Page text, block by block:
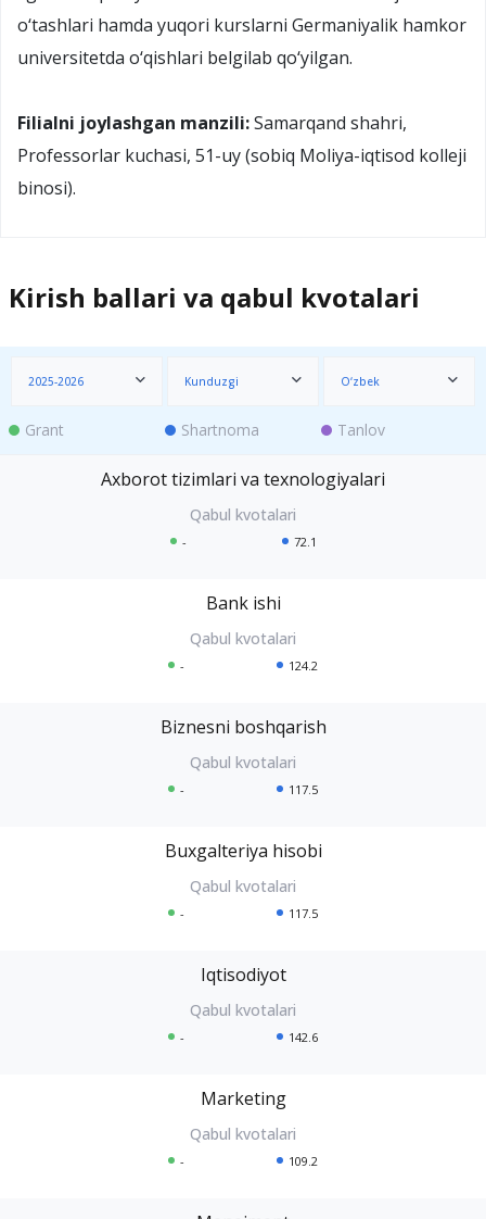
o‘tashlari hamda yuqori kurslarni Germaniyalik hamkor
universitetda o‘qishlari belgilab qo‘yilgan.
Filialni joylashgan manzili:Samarqand shahri,
Professorlar kuchasi, 51-uy (sobiq Moliya-iqtisod kolleji
binosi).
Kirish ballari va qabul kvotalari
2025-2026 Kunduzgi O‘zbek
Grant Shartnoma Tanlov
Axborot tizimlari va texnologiyalari
- 72.1
Bank ishi
- 124.2
Biznesni boshqarish
- 117.5
Buxgalteriya hisobi
- 117.5
Iqtisodiyot
- 142.6
Marketing
- 109.2